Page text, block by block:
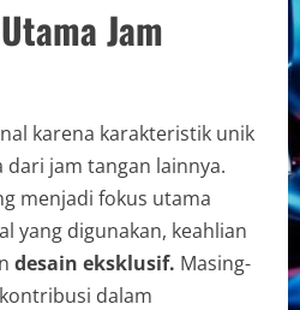
Jam
karena karakteristik unik
jam tangan lainnya.
menjadi fokus utama
yang digunakan, keahlian
desain eksklusif. Masing-
dalam